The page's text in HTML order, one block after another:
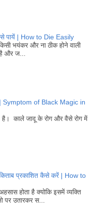
पायें | How to Die Easily
भयंकर और ना ठीक होने वाली
और ज...
Symptom of Black Magic in
काले जादू के रोग और वैसे रोग में
प्रकाशित कैसे करें | How to
होता है क्योकि इसमें व्यक्ति
पर उतारकर स...